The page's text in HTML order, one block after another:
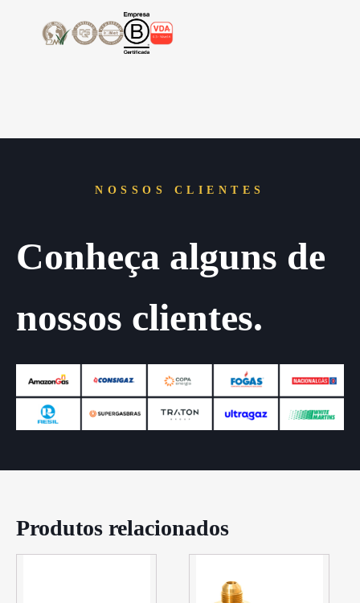
NOSSOS CLIENTES
Conheça alguns de
nossos clientes.
Produtos relacionados